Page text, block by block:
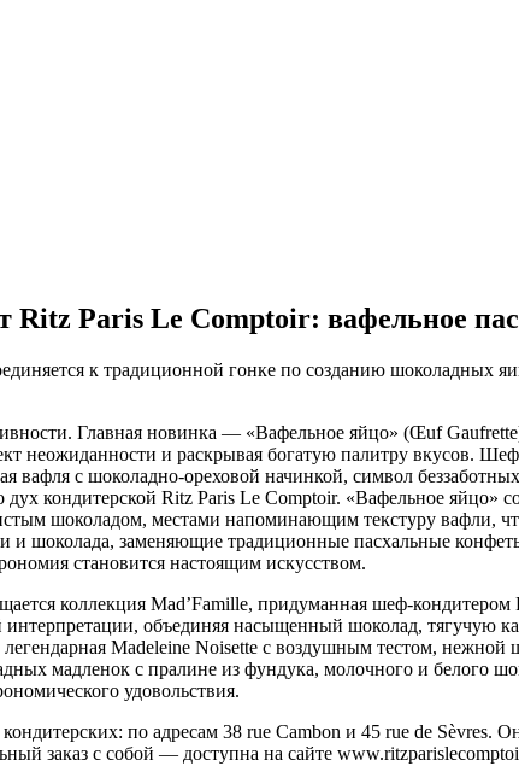
Ritz Paris Le Comptoir: вафельное
к традиционной гонке по созданию шоколадных
Главная новинка — «Вафельное яйцо» (Œuf
неожиданности и раскрывая богатую палитру вкусов.
вафля с шоколадно-ореховой начинкой, символ
кондитерской Ritz Paris Le Comptoir. «Вафельное
шоколадом, местами напоминающим текстуру вафли,
шоколада, заменяющие традиционные пасхальные
становится настоящим искусством.
коллекция Mad’Famille, придуманная шеф-
объединяя насыщенный шоколад, тягучую
легендарная Madeleine Noisette с воздушным тестом,
мадленок с пралине из фундука, молочного и белого
удовольствия.
по адресам 38 rue Cambon и 45 rue de
заказ с собой — доступна на сайте